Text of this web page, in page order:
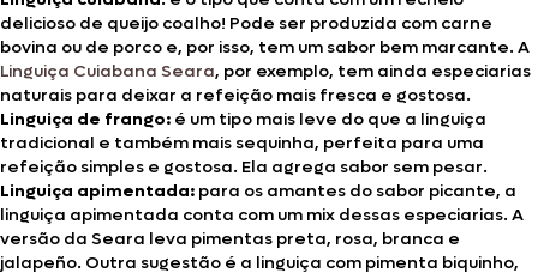
delicioso de queijo coalho! Pode ser produzida com carne
bovina ou de porco e, por isso, tem um sabor bem marcante. A
Linguiça Cuiabana Seara, por exemplo, tem ainda especiarias
naturais para deixar a refeição mais fresca e gostosa.
Linguiça de frango: é um tipo mais leve do que a linguiça
tradicional e também mais sequinha, perfeita para uma
refeição simples e gostosa. Ela agrega sabor sem pesar.
Linguiça apimentada: para os amantes do sabor picante, a
linguiça apimentada conta com um mix dessas especiarias. A
versão da Seara leva pimentas preta, rosa, branca e
jalapeño. Outra sugestão é a linguiça com pimenta biquinho,